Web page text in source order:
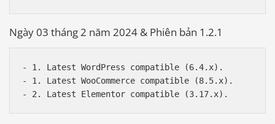
Ngày 03 tháng 2 năm 2024 & Phiên bản 1.2.1
- 1. Latest WordPress compatible (6.4.x).
- 1. Latest WooCommerce compatible (8.5.x).